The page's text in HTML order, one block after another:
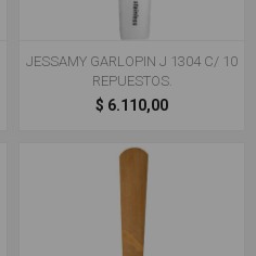
JESSAMY GARLOPIN J 1304 C/ 10
REPUESTOS.
$ 6.110,00